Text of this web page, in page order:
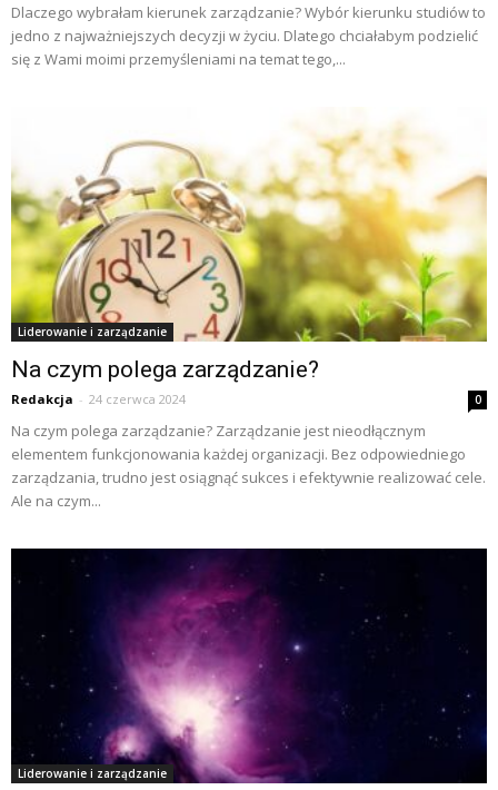
Dlaczego wybrałam kierunek zarządzanie? Wybór kierunku studiów to
jedno z najważniejszych decyzji w życiu. Dlatego chciałabym podzielić
się z Wami moimi przemyśleniami na temat tego,...
Liderowanie i zarządzanie
Na czym polega zarządzanie?
Redakcja - 24 czerwca 2024 0
Na czym polega zarządzanie? Zarządzanie jest nieodłącznym
elementem funkcjonowania każdej organizacji. Bez odpowiedniego
zarządzania, trudno jest osiągnąć sukces i efektywnie realizować cele.
Ale na czym...
Liderowanie i zarządzanie